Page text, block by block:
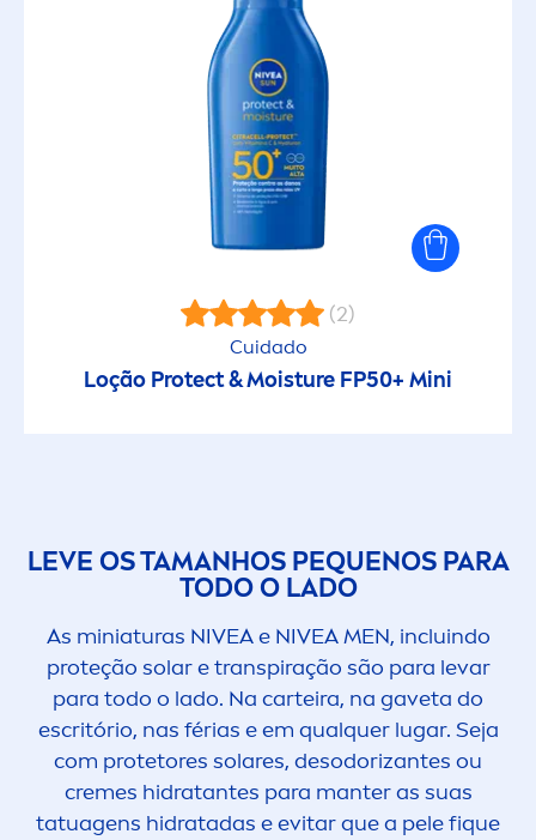
(2)
Cuidado
Loção Protect& Moisture FP50+ Mini
LEVE OS TAMANHOS PEQUENOS PARA
TODO O LADO
As miniaturas NIVEAe NIVEA MEN, incluindo
proteção solar e transpiração são para levar
para todo o lado. Na carteira, na gaveta do
escritório, nas férias e em qualquer lugar. Seja
com protetores solares, desodorizantes ou
cremes hidratantes para manter as suas
tatuagens hidratadas e evitar que a pele fique